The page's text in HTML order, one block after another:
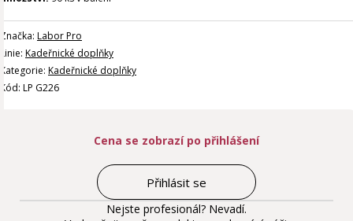
Značka: Labor Pro
Linie: Kadeřnické doplňky
Kategorie: Kadeřnické doplňky
Kód: LP G226
Cena se zobrazí po přihlášení
Přihlásit se
Nejste profesionál? Nevadí.